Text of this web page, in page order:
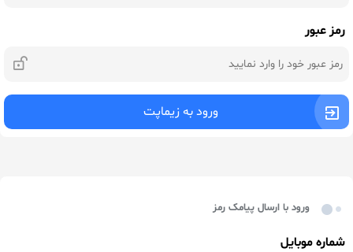
رمز عبور
ورود به زیماپت
ورود با ارسال پیامک رمز
شماره موبایل